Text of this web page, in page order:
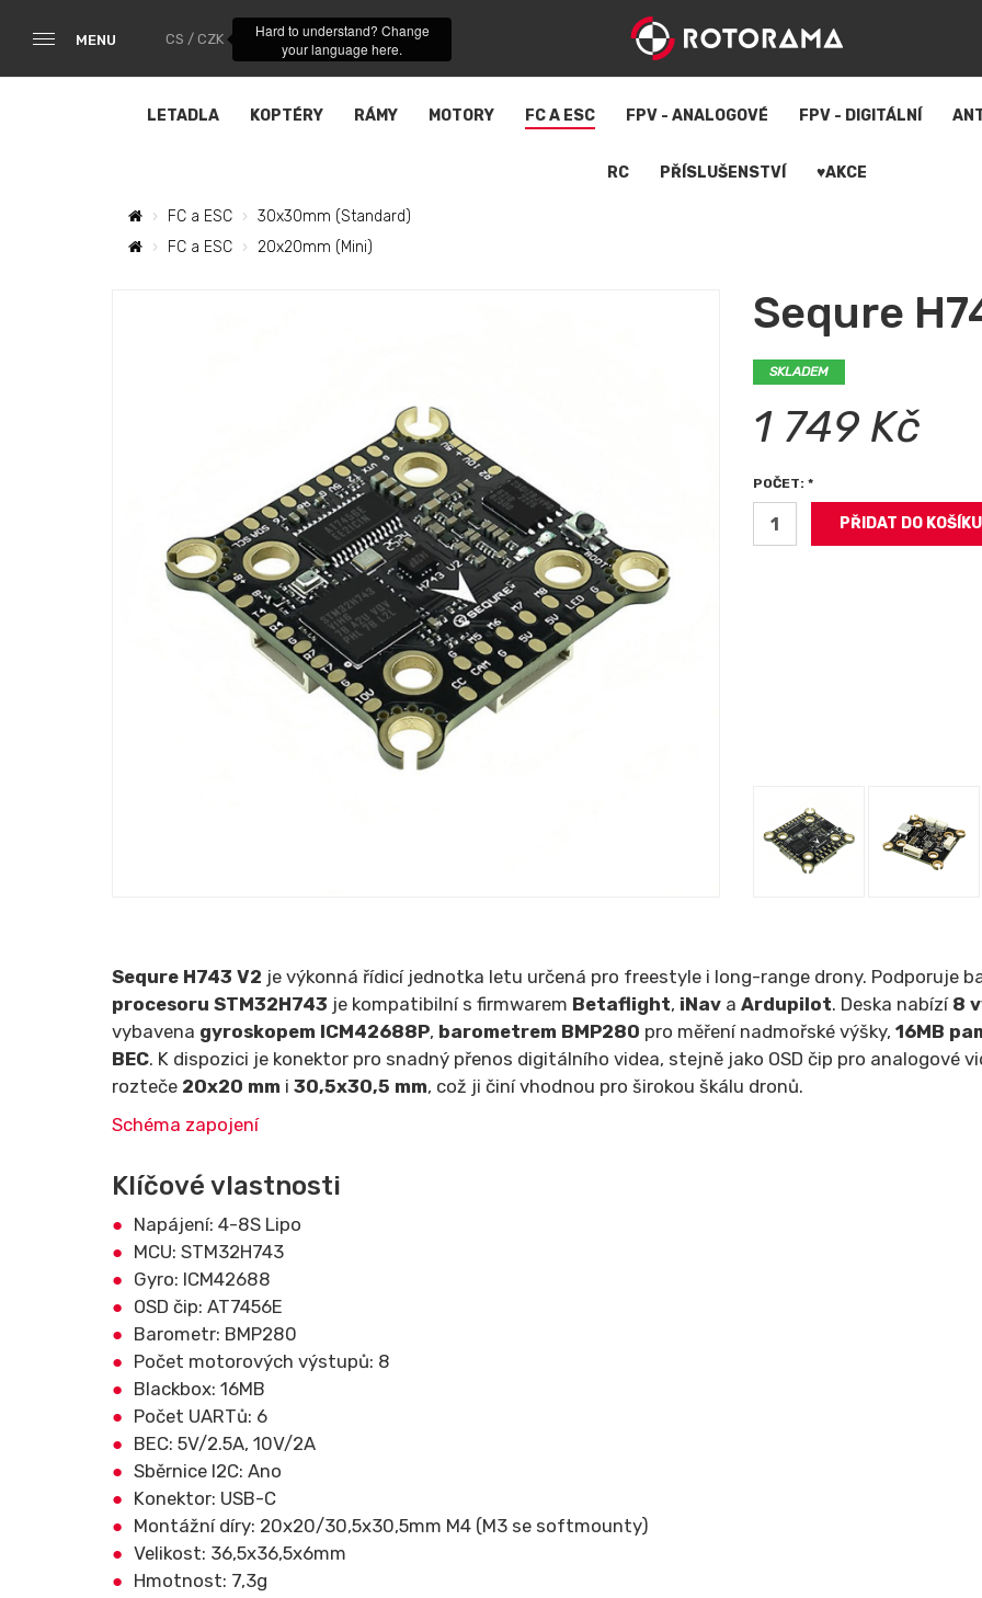
MENU CS / CZK
Hard to understand? Change
your language here.
LETADLA KOPTÉRY RÁMY MOTORY FC A ESC FPV - ANALOGOVÉ FPV - DIGITÁLNÍ
RC PŘÍSLUŠENSTVÍ ♥AKCE
FC a ESC
30x30mm (Standard)
FC a ESC
20x20mm (Mini)
Sequre
SKLADEM
1 749 Kč
POČET: *
Sequre H743 V2 je výkonná řídicí jednotka letu určená pro freestyle i long-range drony. Podporuje
procesoru STM32H743 je kompatibilní s firmwarem Betaflight, iNav a Ardupilot. Deska nabízí 8
vybavena gyroskopem ICM42688P, barometrem BMP280 pro měření nadmořské výšky, 16MB
BEC. K dispozici je konektor pro snadný přenos digitálního videa, stejně jako OSD čip pro analogové
rozteče 20x20 mm i 30,5x30,5 mm, což ji činí vhodnou pro širokou škálu dronů.
Schéma zapojení
Klíčové vlastnosti
Napájení: 4-8S Lipo
MCU: STM32H743
Gyro: ICM42688
OSD čip: AT7456E
Barometr: BMP280
Počet motorových výstupů: 8
Blackbox: 16MB
Počet UARTů: 6
BEC: 5V/2.5A, 10V/2A
Sběrnice I2C: Ano
Konektor: USB-C
Montážní díry: 20x20/30,5x30,5mm M4 (M3 se softmounty)
Velikost: 36,5x36,5x6mm
Hmotnost: 7,3g